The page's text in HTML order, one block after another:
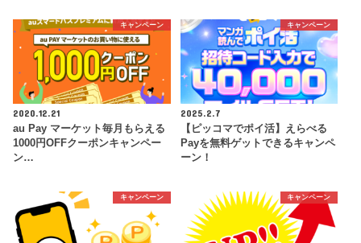
キャンペーン
2020.12.21
au Pay マーケット毎月もらえる
1000円OFFクーポンキャンペー
ン…
キャンペーン
2025.2.7
【ピッコマでポイ活】えらべる
Payを無料ゲットできるキャンペ
ーン！
キャンペーン キャンペーン